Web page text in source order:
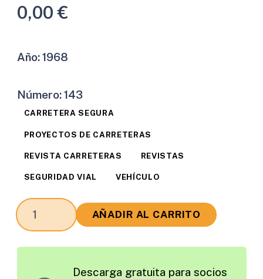
0,00€
Año:1968
Número:143
CARRETERA SEGURA
PROYECTOS DE CARRETERAS
REVISTA CARRETERAS REVISTAS
SEGURIDAD VIAL VEHÍCULO
Revista
Carreteras
AÑADIR AL CARRITO
Descarga gratuita para socios